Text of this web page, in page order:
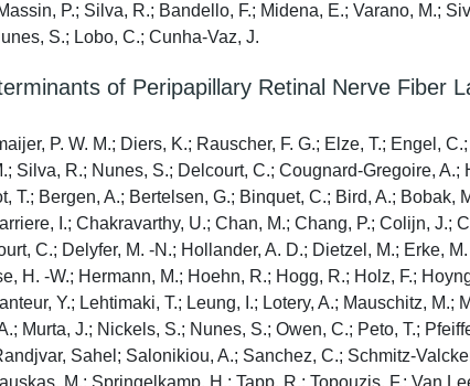
P.; Silva, R.; Bandello, F.; Midena, E.; Varano, M.;
S.; Lobo, C.; Cunha-Vaz, J.
of Peripapillary Retinal Nerve Fiber
P. W. M.; Diers, K.; Rauscher, F. G.; Elze, T.; Engel,
Silva, R.; Nunes, S.; Delcourt, C.; Cougnard-Gregoire,
T.; Bergen, A.; Bertelsen, G.; Binquet, C.; Bird, A.;
I.; Chakravarthy, U.; Chan, M.; Chang, P.; Colijn,
C.; Delyfer, M. -N.; Hollander, A. D.; Dietzel, M.; Erke,
H. -W.; Hermann, M.; Hoehn, R.; Hogg, R.; Holz, F.;
Y.; Lehtimaki, T.; Leung, I.; Lotery, A.; Mauschitz,
Murta, J.; Nickels, S.; Nunes, S.; Owen, C.; Peto, T.;
Sahel; Salonikiou, A.; Sanchez, C.; Schmitz-
M.; Springelkamp, H.; Tapp, R.; Topouzis, F.; Van